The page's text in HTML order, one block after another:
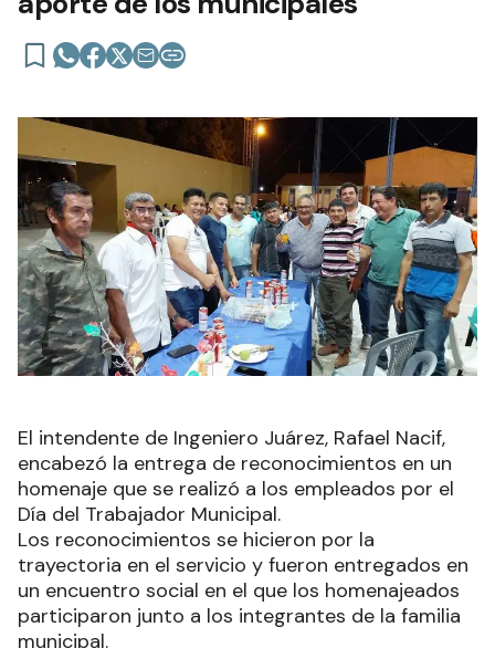
El intendente de Ingeniero Juárez, Rafael Nacif,
encabezó la entrega de reconocimientos en un
homenaje que se realizó a los empleados por el
Día del Trabajador Municipal.
Los reconocimientos se hicieron por la
trayectoria en el servicio y fueron entregados en
un encuentro social en el que los homenajeados
participaron junto a los integrantes de la familia
municipal.